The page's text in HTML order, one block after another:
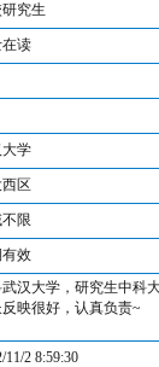
究生
读
学
区
不限
效
汉大学，研究生中科
映很好，认真负责~
11/2 8:59:30